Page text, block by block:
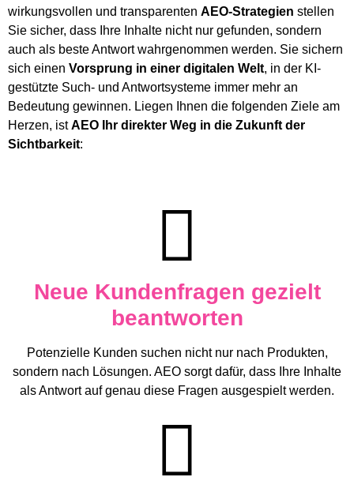
wirkungsvollen und transparenten AEO-Strategien stellen
Sie sicher, dass Ihre Inhalte nicht nur gefunden, sondern
auch als beste Antwort wahrgenommen werden. Sie sichern
sich einen Vorsprung in einer digitalen Welt, in der KI-
gestützte Such- und Antwortsysteme immer mehr an
Bedeutung gewinnen. Liegen Ihnen die folgenden Ziele am
Herzen, istAEO Ihr direkter Weg in die Zukunft der
Sichtbarkeit:
Neue Kundenfragen gezielt
beantworten
Potenzielle Kunden suchen nicht nur nach Produkten,
sondern nach Lösungen. AEO sorgt dafür, dass Ihre Inhalte
als Antwort auf genau diese Fragen ausgespielt werden.